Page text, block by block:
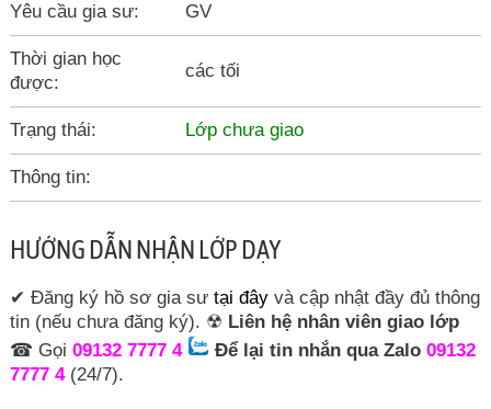
Yêu cầu gia sư: GV
Thời gian học
được:
các tối
Trạng thái: Lớp chưa giao
Thông tin:
HƯỚNG DẪN NHẬN LỚP DẠY
✔ Đăng ký hồ sơ gia sư tại đâyvà cập nhật đầy đủ thông
tin (nếu chưa đăng ký). ☢ Liên hệ nhân viên giao lớp
☎ Gọi 09132 7777 4 Để lại tin nhắn qua Zalo 09132
7777 4(24/7).